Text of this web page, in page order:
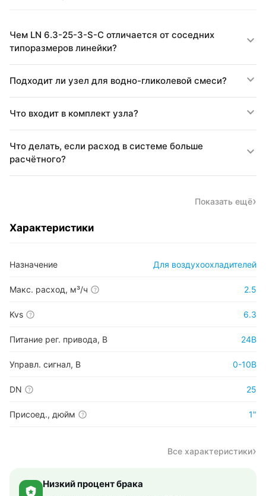
Чем LN 6.3-25-3-S-C отличается от соседних
типоразмеров линейки?
Подходит ли узел для водно-гликолевой смеси?
Что входит в комплект узла?
Что делать, если расход в системе больше
расчётного?
Показать ещё
Характеристики
Назначение Для воздухоохладителей
Макс. расход, м³/ч ? 2.5
Kvs ? 6.3
Питание рег. привода, В 24В
Управл. сигнал, В 0-10В
DN ? 25
Присоед., дюйм ? 1"
Все характеристики
Низкий процент брака